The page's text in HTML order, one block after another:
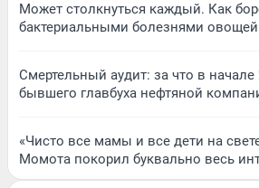
Может столкнуться каждый. Как
бактериальными болезнями
Смертельный аудит: за что в начале
бывшего главбуха нефтяной
«Чисто все мамы и все дети на
Момота покорил буквально весь